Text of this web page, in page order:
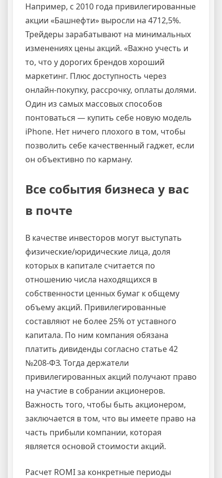
Например, с 2010 года привилегированные
акции «Башнефти» выросли на 4712,5%.
Трейдеры зарабатывают на минимальных
изменениях цены акций. «Важно учесть и
то, что у дорогих брендов хороший
маркетинг. Плюс доступность через
онлайн-покупку, рассрочку, оплаты долями.
Один из самых массовых способов
понтоваться — купить себе новую модель
iPhone. Нет ничего плохого в том, чтобы
позволить себе качественный гаджет, если
он объективно по карману.
Все события бизнеса у вас
в почте
В качестве инвесторов могут выступать
физические/юридические лица, доля
которых в капитале считается по
отношению числа находящихся в
собственности ценных бумаг к общему
объему акций. Привилегированные
составляют не более 25% от уставного
капитала. По ним компания обязана
платить дивиденды согласно статье 42
№208-ФЗ. Тогда держатели
привилегированных акций получают право
на участие в собрании акционеров.
Важность того, чтобы быть акционером,
заключается в том, что вы имеете право на
часть прибыли компании, которая
является основой стоимости акций.
Расчет ROMI за конкретные периоды